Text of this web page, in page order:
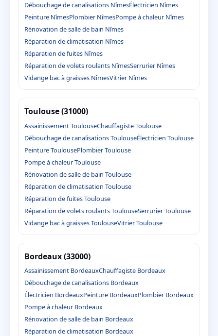
Débouchage de canalisations NîmesÉlectricien Nîmes
Peinture NîmesPlombier NîmesPompe à chaleur Nîmes
Rénovation de salle de bain Nîmes
Réparation de climatisation Nîmes
Réparation de fuites Nîmes
Réparation de volets roulants NîmesSerrurier Nîmes
Vidange bac à graisses NîmesVitrier Nîmes
Toulouse (31000)
Assainissement ToulouseChauffagiste Toulouse
Débouchage de canalisations ToulouseÉlectricien Toulouse
Peinture ToulousePlombier Toulouse
Pompe à chaleur Toulouse
Rénovation de salle de bain Toulouse
Réparation de climatisation Toulouse
Réparation de fuites Toulouse
Réparation de volets roulants ToulouseSerrurier Toulouse
Vidange bac à graisses ToulouseVitrier Toulouse
Bordeaux (33000)
Assainissement BordeauxChauffagiste Bordeaux
Débouchage de canalisations Bordeaux
Électricien BordeauxPeinture BordeauxPlombier Bordeaux
Pompe à chaleur Bordeaux
Rénovation de salle de bain Bordeaux
Réparation de climatisation Bordeaux